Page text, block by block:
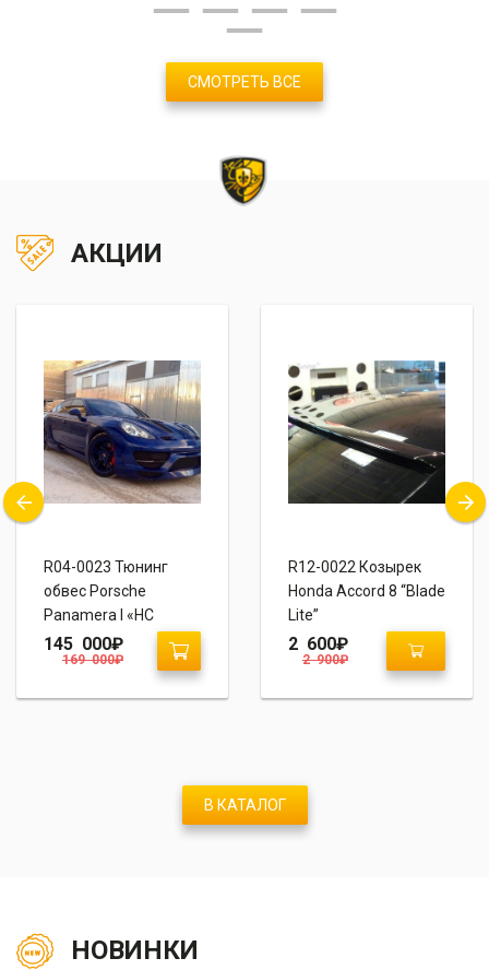
СМОТРЕТЬ ВСЕ
АКЦИИ
R04-0023 Тюнинг
обвес Porsche
Panamera I «HС
Design»
169 000₽
145 000₽
R12-0022 Козырек
Honda Accord 8 “Blade
Lite”
2 900₽
2 600₽
В КАТАЛОГ
НОВИНКИ